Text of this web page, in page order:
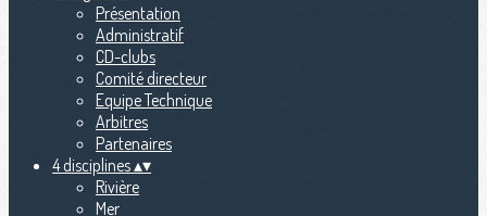
Présentation
Administratif
CD-clubs
Comité directeur
Equipe Technique
Arbitres
Partenaires
4 disciplines▴▾
Rivière
Mer